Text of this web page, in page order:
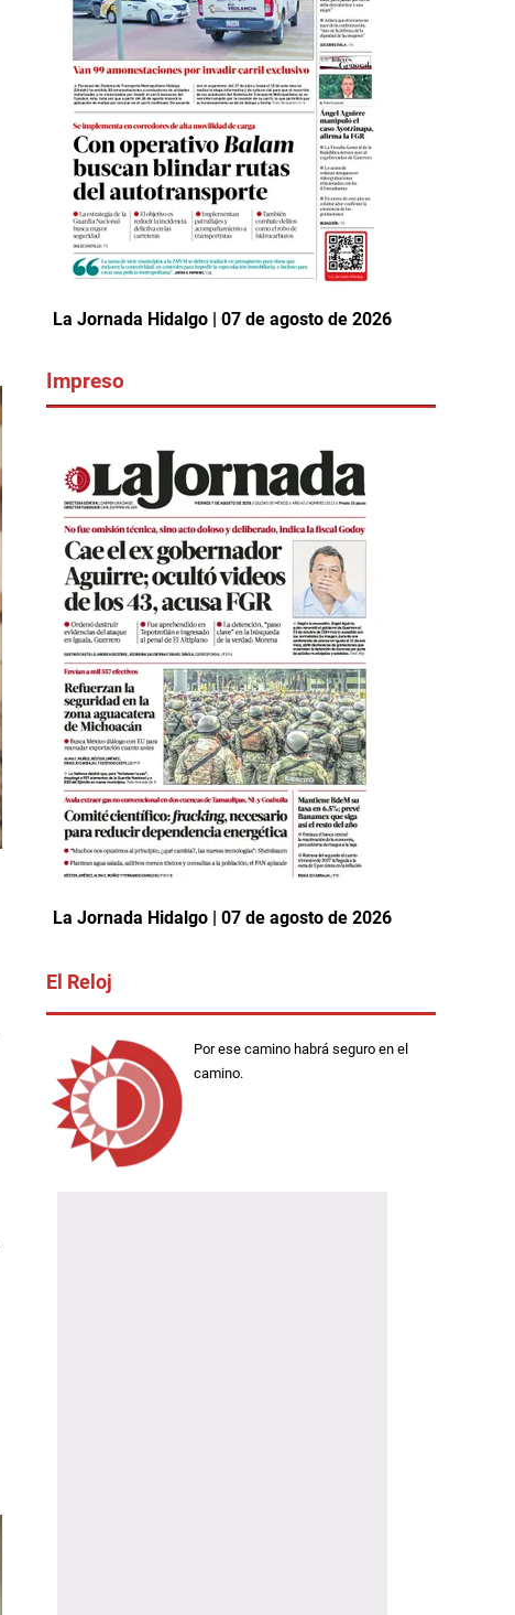
La Jornada Hidalgo | 07 de agosto de 2026
Impreso
La Jornada Hidalgo | 07 de agosto de 2026
El Reloj
Por ese camino habrá seguro en el
camino.